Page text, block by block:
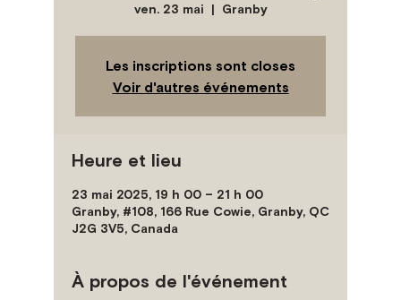
ven. 23 mai
  |
Granby
Les inscriptions sont closes
Voir d'autres événements
Heure et lieu
23 mai 2025, 19 h 00 – 21 h 00
Granby, #108, 166 Rue Cowie, Granby, QC
J2G 3V5, Canada
À propos de l'événement